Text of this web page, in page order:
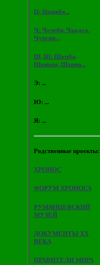
Ц: Цвижба...
Ч: Челеби, Чкадуа,
Чурсин...
Ш, Щ: Шамба,
Шанава, Шария...
Э: ...
Ю: ...
Я: ...
Родственные проекты:
ХРОНОС
ФОРУМ ХРОНОСА
РУМЯНЦЕВСКИЙ
МУЗЕЙ
ДОКУМЕНТЫ XX
ВЕКА
ПРАВИТЕЛИ МИРА